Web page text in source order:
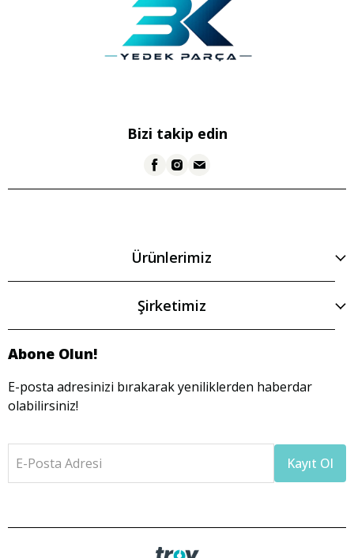
Bizi takip edin
Ürünlerimiz
Şirketimiz
Abone Olun!
E-posta adresinizi bırakarak yeniliklerden haberdar
olabilirsiniz!
E-Posta Adresi Kayıt Ol